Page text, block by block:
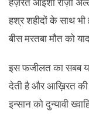
हश्र शहीदों के साथ भी
बीस मरतबा मौत को
इस फजीलत का सबब
देती है और आख़िरत की
इन्सान को दुन्यावी